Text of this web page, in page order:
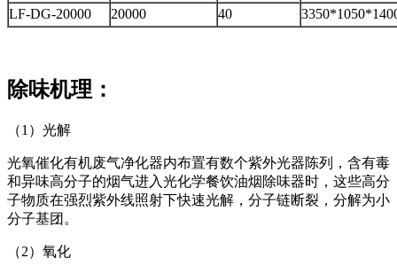
LF-DG-20000
20000 40
除味机理：
（1）光解
光氧催化有机废气净化器内布置有数个紫外光器陈列，含有毒
和异味高分子的烟气进入光化学餐饮油烟除味器时，这些高分
子物质在强烈紫外线照射下快速光解，分子链断裂，分解为小
分子基团。
（2）氧化